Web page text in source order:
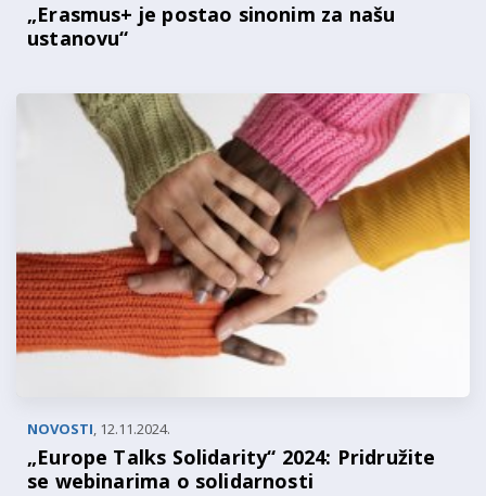
„Erasmus+ je postao sinonim za našu
ustanovu“
NOVOSTI, 12.11.2024.
„Europe Talks Solidarity“ 2024: Pridružite
se webinarima o solidarnosti